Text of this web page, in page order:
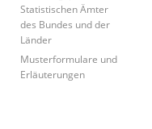
Statistischen Ämter
des Bundes und der
Länder
Musterformulare und
Erläuterungen